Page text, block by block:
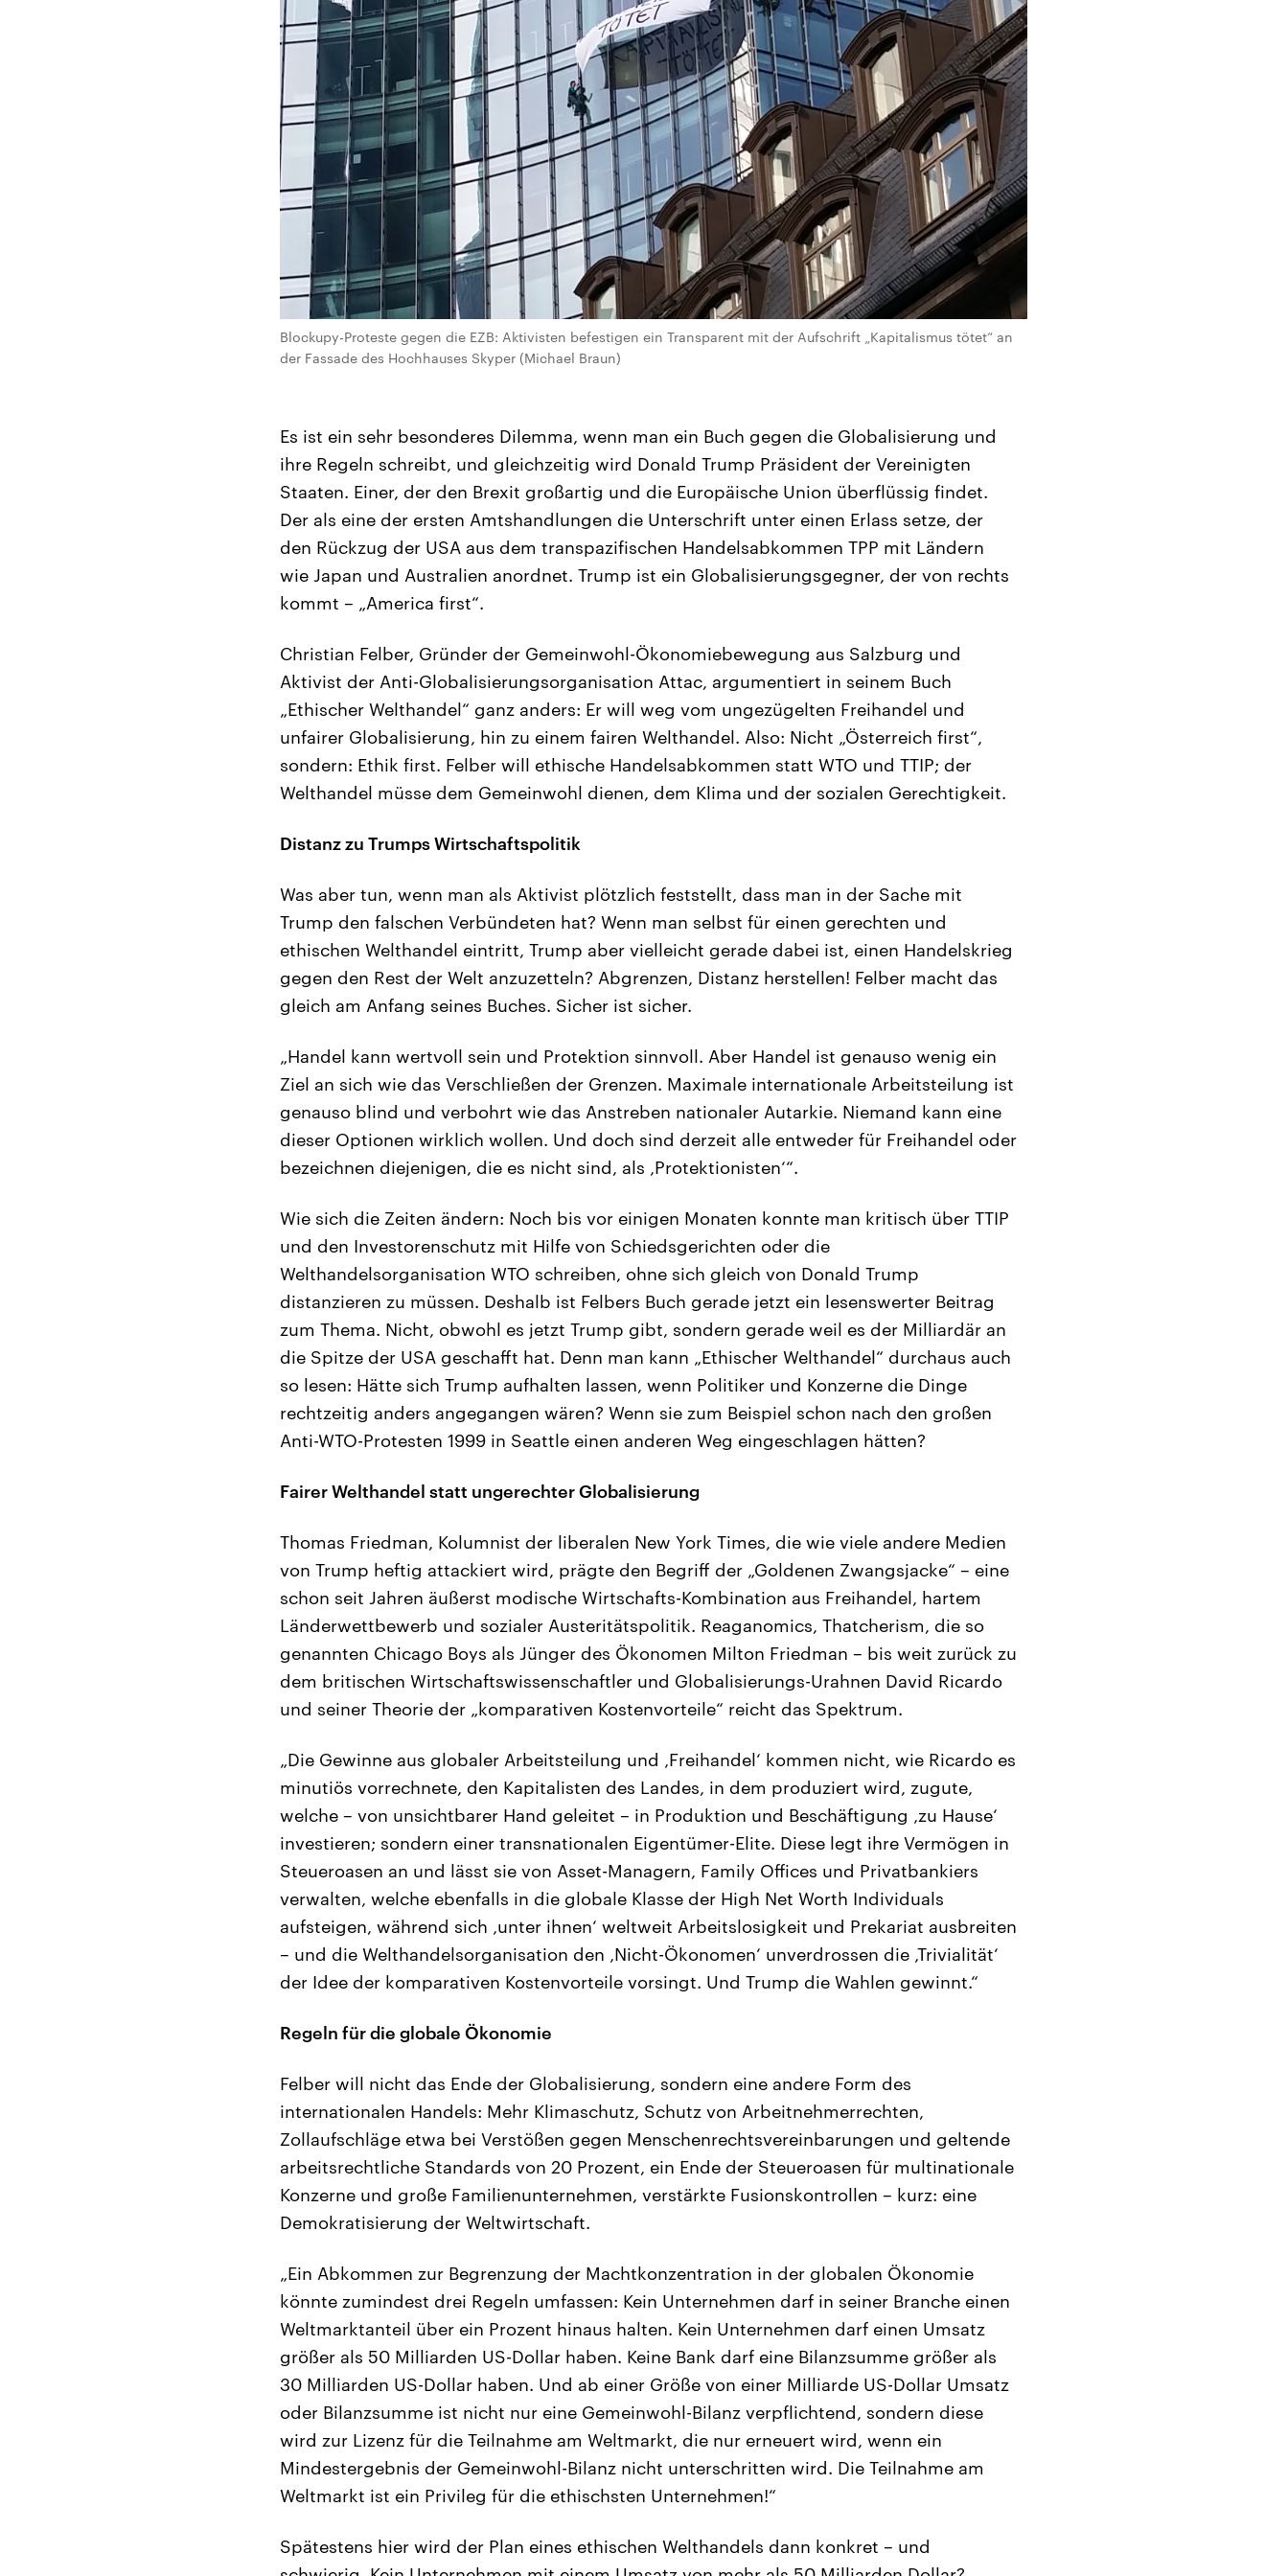
Blockupy-Proteste gegen die EZB: Aktivisten befestigen ein Transparent mit der Aufschrift „Kapitalismus tötet“ an
der Fassade des Hochhauses Skyper (Michael Braun)
Es ist ein sehr besonderes Dilemma, wenn man ein Buch gegen die Globalisierung und
ihre Regeln schreibt, und gleichzeitig wird Donald Trump Präsident der Vereinigten
Staaten. Einer, der den Brexit großartig und die Europäische Union überflüssig findet.
Der als eine der ersten Amtshandlungen die Unterschrift unter einen Erlass setze, der
den Rückzug der USA aus dem transpazifischen Handelsabkommen TPP mit Ländern
wie Japan und Australien anordnet. Trump ist ein Globalisierungsgegner, der von rechts
kommt – „America first“.
Christian Felber, Gründer der Gemeinwohl-Ökonomiebewegung aus Salzburg und
Aktivist der Anti-Globalisierungsorganisation Attac, argumentiert in seinem Buch
„Ethischer Welthandel“ ganz anders: Er will weg vom ungezügelten Freihandel und
unfairer Globalisierung, hin zu einem fairen Welthandel. Also: Nicht „Österreich first“,
sondern: Ethik first. Felber will ethische Handelsabkommen statt WTO und TTIP; der
Welthandel müsse dem Gemeinwohl dienen, dem Klima und der sozialen Gerechtigkeit.
Distanz zu Trumps Wirtschaftspolitik
Was aber tun, wenn man als Aktivist plötzlich feststellt, dass man in der Sache mit
Trump den falschen Verbündeten hat? Wenn man selbst für einen gerechten und
ethischen Welthandel eintritt, Trump aber vielleicht gerade dabei ist, einen Handelskrieg
gegen den Rest der Welt anzuzetteln? Abgrenzen, Distanz herstellen! Felber macht das
gleich am Anfang seines Buches. Sicher ist sicher.
„Handel kann wertvoll sein und Protektion sinnvoll. Aber Handel ist genauso wenig ein
Ziel an sich wie das Verschließen der Grenzen. Maximale internationale Arbeitsteilung ist
genauso blind und verbohrt wie das Anstreben nationaler Autarkie. Niemand kann eine
dieser Optionen wirklich wollen. Und doch sind derzeit alle entweder für Freihandel oder
bezeichnen diejenigen, die es nicht sind, als ‚Protektionisten‘“.
Wie sich die Zeiten ändern: Noch bis vor einigen Monaten konnte man kritisch über TTIP
und den Investorenschutz mit Hilfe von Schiedsgerichten oder die
Welthandelsorganisation WTO schreiben, ohne sich gleich von Donald Trump
distanzieren zu müssen. Deshalb ist Felbers Buch gerade jetzt ein lesenswerter Beitrag
zum Thema. Nicht, obwohl es jetzt Trump gibt, sondern gerade weil es der Milliardär an
die Spitze der USA geschafft hat. Denn man kann „Ethischer Welthandel“ durchaus auch
so lesen: Hätte sich Trump aufhalten lassen, wenn Politiker und Konzerne die Dinge
rechtzeitig anders angegangen wären? Wenn sie zum Beispiel schon nach den großen
Anti-WTO-Protesten 1999 in Seattle einen anderen Weg eingeschlagen hätten?
Fairer Welthandel statt ungerechter Globalisierung
Thomas Friedman, Kolumnist der liberalen New York Times, die wie viele andere Medien
von Trump heftig attackiert wird, prägte den Begriff der „Goldenen Zwangsjacke“ – eine
schon seit Jahren äußerst modische Wirtschafts-Kombination aus Freihandel, hartem
Länderwettbewerb und sozialer Austeritätspolitik. Reaganomics, Thatcherism, die so
genannten Chicago Boys als Jünger des Ökonomen Milton Friedman – bis weit zurück zu
dem britischen Wirtschaftswissenschaftler und Globalisierungs-Urahnen David Ricardo
und seiner Theorie der „komparativen Kostenvorteile“ reicht das Spektrum.
„Die Gewinne aus globaler Arbeitsteilung und ‚Freihandel‘ kommen nicht, wie Ricardo es
minutiös vorrechnete, den Kapitalisten des Landes, in dem produziert wird, zugute,
welche – von unsichtbarer Hand geleitet – in Produktion und Beschäftigung ‚zu Hause‘
investieren; sondern einer transnationalen Eigentümer-Elite. Diese legt ihre Vermögen in
Steueroasen an und lässt sie von Asset-Managern, Family Offices und Privatbankiers
verwalten, welche ebenfalls in die globale Klasse der High Net Worth Individuals
aufsteigen, während sich ‚unter ihnen‘ weltweit Arbeitslosigkeit und Prekariat ausbreiten
– und die Welthandelsorganisation den ‚Nicht-Ökonomen‘ unverdrossen die ‚Trivialität‘
der Idee der komparativen Kostenvorteile vorsingt. Und Trump die Wahlen gewinnt.“
Regeln für die globale Ökonomie
Felber will nicht das Ende der Globalisierung, sondern eine andere Form des
internationalen Handels: Mehr Klimaschutz, Schutz von Arbeitnehmerrechten,
Zollaufschläge etwa bei Verstößen gegen Menschenrechtsvereinbarungen und geltende
arbeitsrechtliche Standards von 20 Prozent, ein Ende der Steueroasen für multinationale
Konzerne und große Familienunternehmen, verstärkte Fusionskontrollen – kurz: eine
Demokratisierung der Weltwirtschaft.
„Ein Abkommen zur Begrenzung der Machtkonzentration in der globalen Ökonomie
könnte zumindest drei Regeln umfassen: Kein Unternehmen darf in seiner Branche einen
Weltmarktanteil über ein Prozent hinaus halten. Kein Unternehmen darf einen Umsatz
größer als 50 Milliarden US-Dollar haben. Keine Bank darf eine Bilanzsumme größer als
30 Milliarden US-Dollar haben. Und ab einer Größe von einer Milliarde US-Dollar Umsatz
oder Bilanzsumme ist nicht nur eine Gemeinwohl-Bilanz verpflichtend, sondern diese
wird zur Lizenz für die Teilnahme am Weltmarkt, die nur erneuert wird, wenn ein
Mindestergebnis der Gemeinwohl-Bilanz nicht unterschritten wird. Die Teilnahme am
Weltmarkt ist ein Privileg für die ethischsten Unternehmen!“
Spätestens hier wird der Plan eines ethischen Welthandels dann konkret – und